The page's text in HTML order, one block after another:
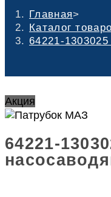
Главная>
Каталог
64221-
Акция
64221-